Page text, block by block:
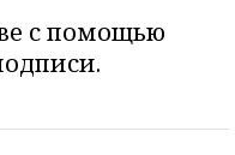
с помощью